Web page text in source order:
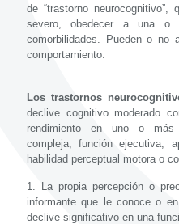
de “trastorno
severo, obedecer a una
comorbilidades. Pueden o no
comportamiento.
Los trastornos
declive cognitivo moderado
rendimiento en uno o más
compleja, función ejecutiva,
habilidad perceptual motora o
1. La propia percepción o
informante que le conoce o
declive significativo en una